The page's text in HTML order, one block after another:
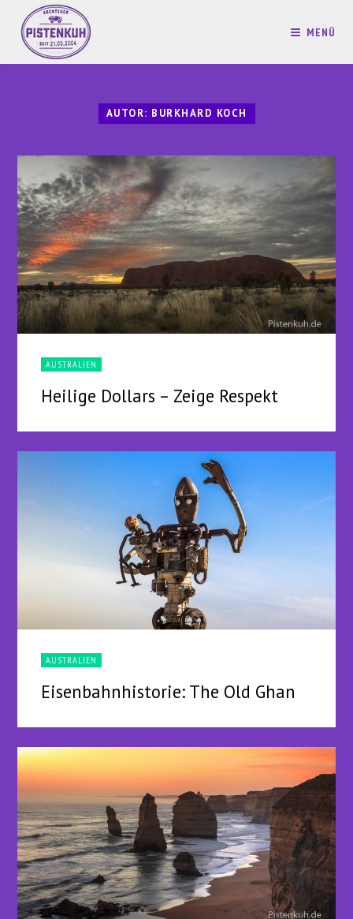
MENÜ
AUTOR: BURKHARD KOCH
AUSTRALIEN
Heilige Dollars – Zeige Respekt
AUSTRALIEN
Eisenbahnhistorie: The Old Ghan